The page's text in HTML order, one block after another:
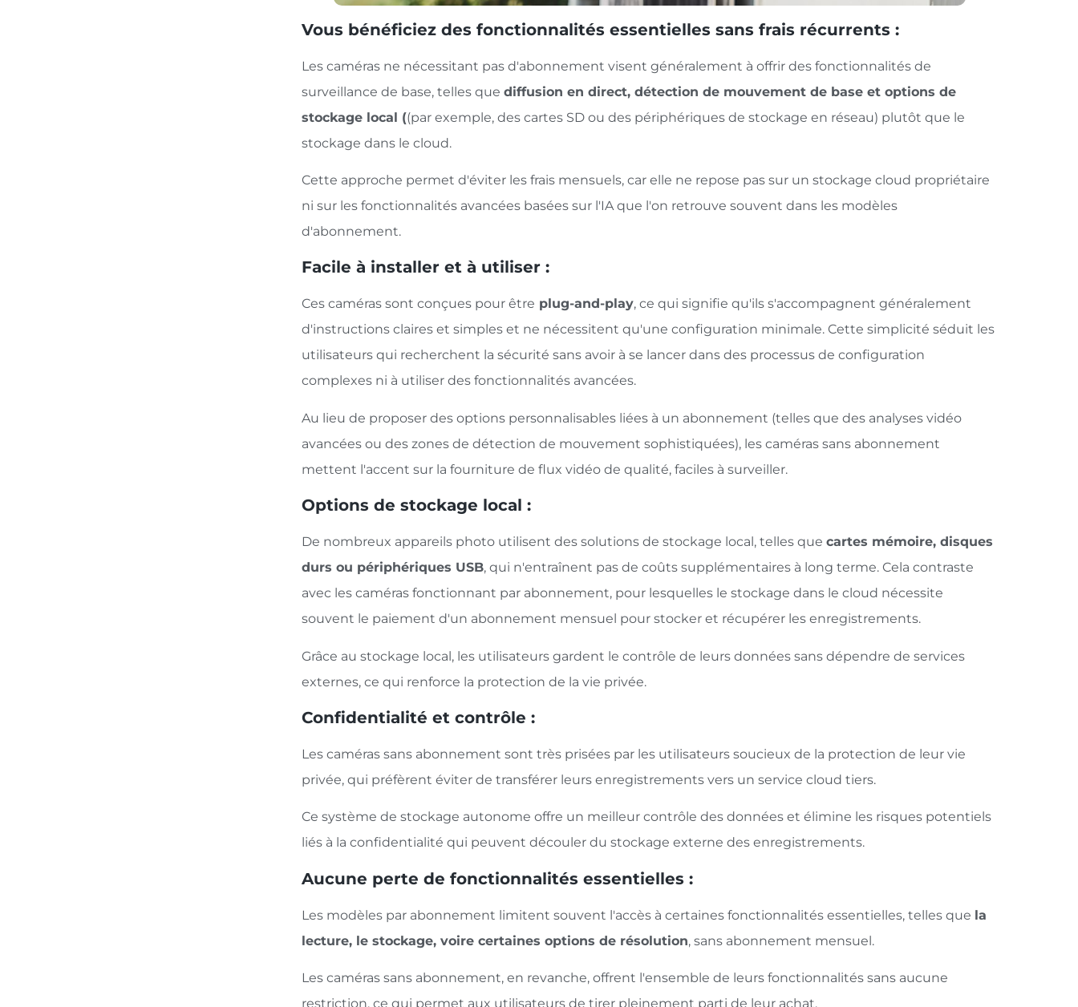
Vous bénéficiez des fonctionnalités essentielles sans frais récurrents :
Les caméras ne nécessitant pas d'abonnement visent généralement à offrir des fonctionnalités de
surveillance de base, telles que diffusion en direct, détection de mouvement de base et options de
stockage local ((par exemple, des cartes SD ou des périphériques de stockage en réseau) plutôt que le
stockage dans le cloud.
Cette approche permet d'éviter les frais mensuels, car elle ne repose pas sur un stockage cloud propriétaire
ni sur les fonctionnalités avancées basées sur l'IA que l'on retrouve souvent dans les modèles
d'abonnement.
Facile à installer et à utiliser :
Ces caméras sont conçues pour être plug-and-play, ce qui signifie qu'ils s'accompagnent généralement
d'instructions claires et simples et ne nécessitent qu'une configuration minimale. Cette simplicité séduit les
utilisateurs qui recherchent la sécurité sans avoir à se lancer dans des processus de configuration
complexes ni à utiliser des fonctionnalités avancées.
Au lieu de proposer des options personnalisables liées à un abonnement (telles que des analyses vidéo
avancées ou des zones de détection de mouvement sophistiquées), les caméras sans abonnement
mettent l'accent sur la fourniture de flux vidéo de qualité, faciles à surveiller.
Options de stockage local :
De nombreux appareils photo utilisent des solutions de stockage local, telles que cartes mémoire, disques
durs ou périphériques USB, qui n'entraînent pas de coûts supplémentaires à long terme. Cela contraste
avec les caméras fonctionnant par abonnement, pour lesquelles le stockage dans le cloud nécessite
souvent le paiement d'un abonnement mensuel pour stocker et récupérer les enregistrements.
Grâce au stockage local, les utilisateurs gardent le contrôle de leurs données sans dépendre de services
externes, ce qui renforce la protection de la vie privée.
Confidentialité et contrôle :
Les caméras sans abonnement sont très prisées par les utilisateurs soucieux de la protection de leur vie
privée, qui préfèrent éviter de transférer leurs enregistrements vers un service cloud tiers.
Ce système de stockage autonome offre un meilleur contrôle des données et élimine les risques potentiels
liés à la confidentialité qui peuvent découler du stockage externe des enregistrements.
Aucune perte de fonctionnalités essentielles :
Les modèles par abonnement limitent souvent l'accès à certaines fonctionnalités essentielles, telles que la
lecture, le stockage, voire certaines options de résolution, sans abonnement mensuel.
Les caméras sans abonnement, en revanche, offrent l'ensemble de leurs fonctionnalités sans aucune
restriction, ce qui permet aux utilisateurs de tirer pleinement parti de leur achat.